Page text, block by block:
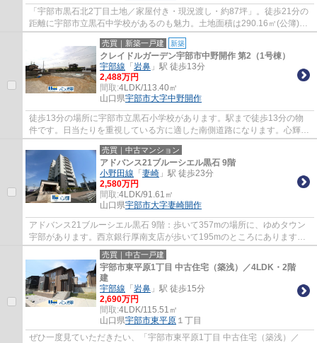
「宇部市黒石北2丁目土地／家屋付き・現況渡し・約87坪」。徒歩21分の
距離に宇部市立黒石中学校があるのも魅力。土地面積は290.16㎡(公簿)で
す。
売買｜新築一戸建 新築
クレイドルガーデン宇部市中野開作 第2（1号棟）
宇部線 「 岩鼻 」駅 徒歩13分
2,488万円
間取:4LDK/113.40㎡
山口県宇部市大字中野開作
徒歩13分の場所に宇部市立黒石小学校があります。駅まで徒歩13分の物
件です。日当たりを重視している方に適した南側道路になります。心輝の
連絡先は、0120-45-0503です。宇部市にある...
売買｜中古マンション
アドバンス21ブルーシエル黒石 9階
小野田線 「 妻崎 」駅 徒歩23分
2,580万円
間取:4LDK/91.61㎡
山口県宇部市大字妻崎開作
アドバンス21ブルーシエル黒石 9階：歩いて357mの場所に、ゆめタウン
宇部があります。西京銀行厚南支店が歩いて195mのところにあります。
利便性に優れた立地の中古マンションです。ま...
売買｜中古一戸建
宇部市東平原1丁目 中古住宅（築浅）／4LDK・2階
建
宇部線 「 岩鼻 」駅 徒歩15分
2,690万円
間取:4LDK/115.51㎡
山口県宇部市東平原 １丁目
ぜひ一度見ていただきたい、「宇部市東平原1丁目 中古住宅（築浅）／